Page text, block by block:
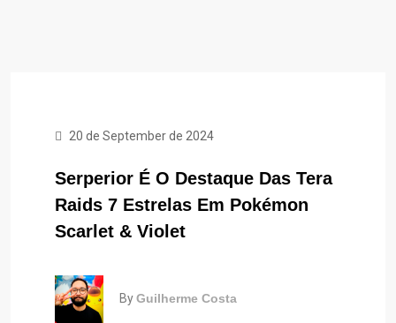
20 de September de 2024
Serperior É O Destaque Das Tera
Raids 7 Estrelas Em Pokémon
Scarlet & Violet
ByGuilherme Costa